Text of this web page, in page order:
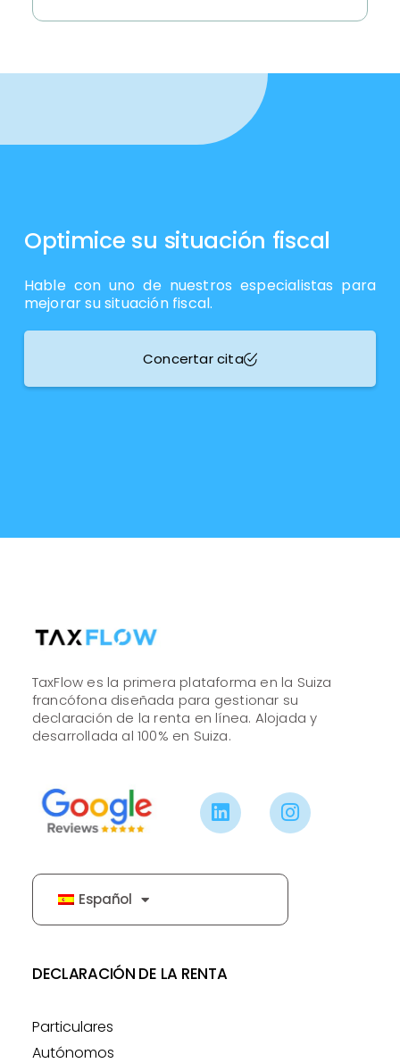
Optimice su situación fiscal
Hable con uno de nuestros especialistas para
mejorar su situación fiscal.
Concertar cita
TaxFlow es la primera plataforma en la Suiza
francófona diseñada para gestionar su
declaración de la renta en línea. Alojada y
desarrollada al 100% en Suiza.
Español
DECLARACIÓN DE LA RENTA
Particulares
Autónomos